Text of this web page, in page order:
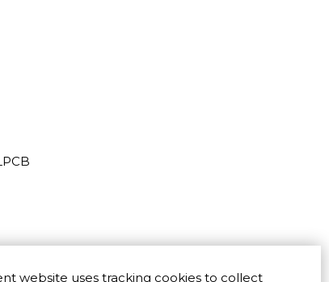
website uses tracking cookies to collect